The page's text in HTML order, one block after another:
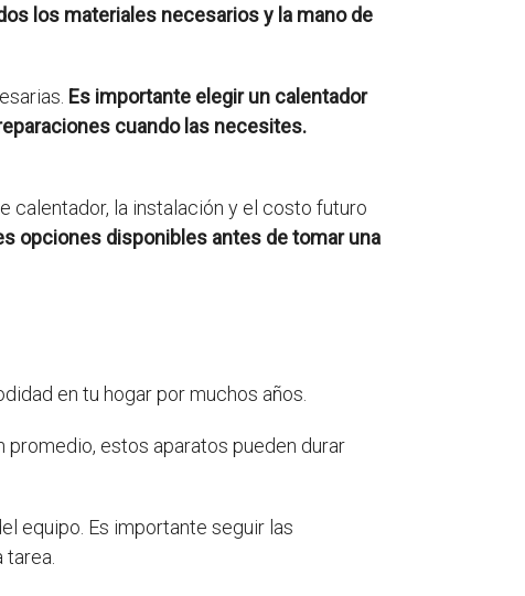
los materiales necesarios y la mano de
Es importante elegir un calentador
cuando las necesites.
calentador, la instalación y el costo futuro
opciones disponibles antes de tomar una
en tu hogar por muchos años.
promedio, estos aparatos pueden durar
equipo. Es importante seguir las
tarea.